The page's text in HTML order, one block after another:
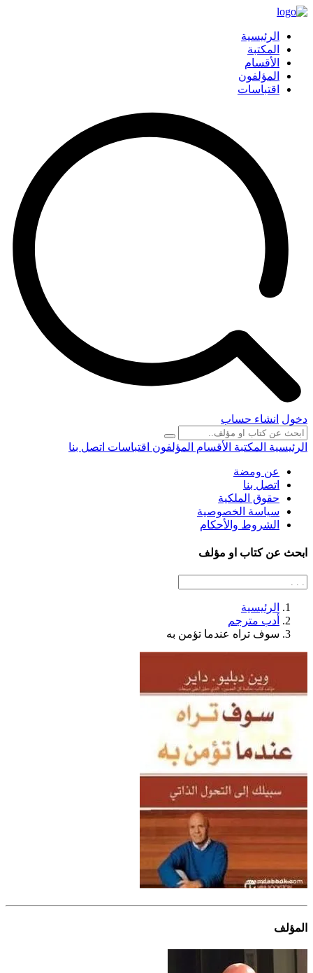
الرئيسية
المكتبة
الأقسام
المؤلفون
اقتباسات
دخول انشاء حساب
الرئيسية المكتبة الأقسام المؤلفون اقتباسات اتصل بنا
عن ومضة
اتصل بنا
حقوق الملكية
سياسة الخصوصية
الشروط والأحكام
ابحث عن كتاب او مؤلف
الرئيسية
أدب مترجم
سوف تراه عندما تؤمن به
المؤلف